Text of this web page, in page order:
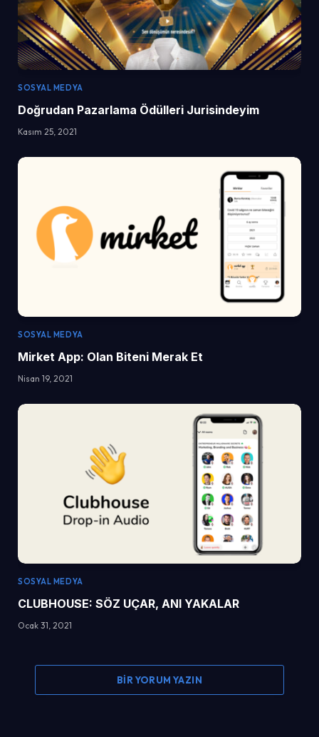
SOSYAL MEDYA
Doğrudan Pazarlama Ödülleri Jurisindeyim
Kasım 25, 2021
SOSYAL MEDYA
Mirket App: Olan Biteni Merak Et
Nisan 19, 2021
SOSYAL MEDYA
CLUBHOUSE: SÖZ UÇAR, ANI YAKALAR
Ocak 31, 2021
BIR YORUM YAZIN